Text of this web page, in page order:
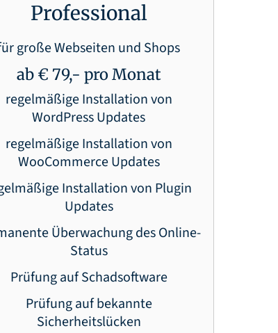
Professional
große Webseiten und Shops
ab € 79,- pro Monat
regelmäßige Installation von
WordPress Updates
regelmäßige Installation von
WooCommerce Updates
Installation von Plugin
Updates
Überwachung des Online-
Status
Prüfung auf Schadsoftware
Prüfung auf bekannte
Sicherheitslücken